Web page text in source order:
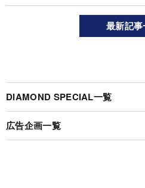
最新記
DIAMOND SPECIAL一覧
広告企画一覧